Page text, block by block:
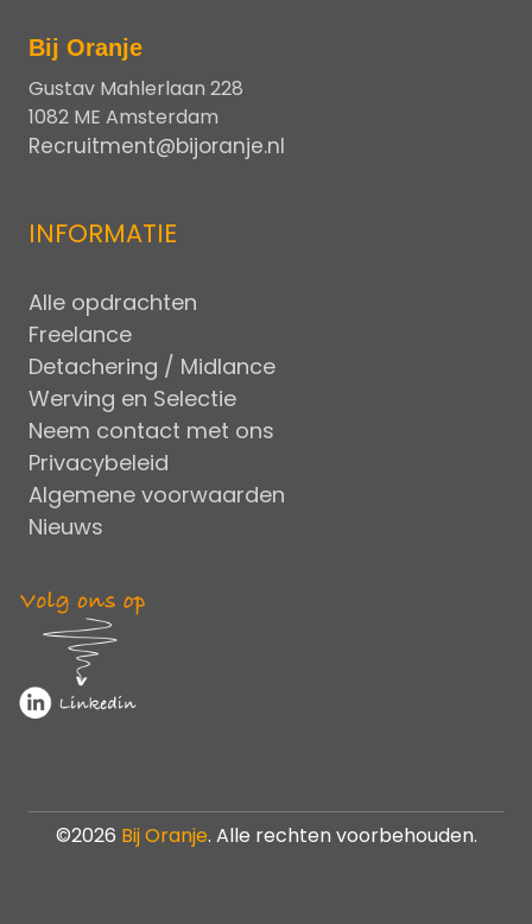
Bij Oranje
Gustav Mahlerlaan 228
1082 ME Amsterdam
Recruitment@bijoranje.nl
INFORMATIE
Alle opdrachten
Freelance
Detachering / Midlance
Werving en Selectie
Neem contact met ons
Privacybeleid
Algemene voorwaarden
Nieuws
©2026 Bij Oranje. Alle rechten voorbehouden.